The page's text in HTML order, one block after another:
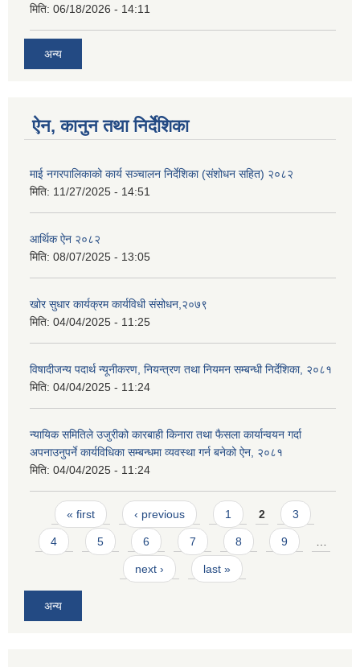
मिति: 06/18/2026 - 14:11
अन्य
ऐन, कानुन तथा निर्देशिका
माई नगरपालिकाको कार्य सञ्चालन निर्देशिका (संशोधन सहित) २०८२
मिति: 11/27/2025 - 14:51
आर्थिक ऐन २०८२
मिति: 08/07/2025 - 13:05
खोर सुधार कार्यक्रम कार्यविधी संसोधन,२०७९
मिति: 04/04/2025 - 11:25
विषादीजन्य पदार्थ न्यूनीकरण, नियन्त्रण तथा नियमन सम्बन्धी निर्देशिका, २०८१
मिति: 04/04/2025 - 11:24
न्यायिक समितिले उजुरीको कारबाही किनारा तथा फैसला कार्यान्वयन गर्दा
अपनाउनुपर्ने कार्यविधिका सम्बन्धमा व्यवस्था गर्न बनेको ऐन, २०८१
मिति: 04/04/2025 - 11:24
Pages
« first ‹ previous 1 2 3
4 5 6 7 8 9
next › last »
अन्य